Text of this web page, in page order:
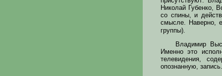
Николай Губенко,
со спины, и
смысле. Наверно,
группы).
Владимир
Именно это
телевидения,
опознанную, запись.